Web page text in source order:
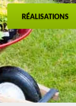
RÉALISATIONS